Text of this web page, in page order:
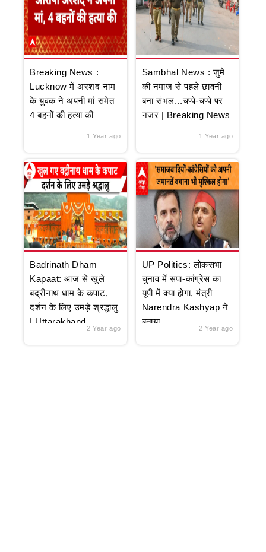
Breaking News :
Lucknow में अरशद नाम
के युवक ने अपनी मां समेत
4 बहनों की हत्या की
1 Year ago
Sambhal News : जुमे
की नमाज से पहले छावनी
बना संभल...चप्पे-चप्पे पर
नजर | Breaking News
1 Year ago
Badrinath Dham
Kapaat: आज से खुले
बद्रीनाथ धाम के कपाट,
दर्शन के लिए उमड़े श्रद्धालु
| Uttarakhand
2 Year ago
UP Politics: लोकसभा
चुनाव में सपा-कांग्रेस का
यूपी में क्या होगा, मंत्री
Narendra Kashyap ने
बताया
2 Year ago